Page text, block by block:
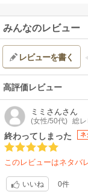
みんなのレビュー
レビューを書く
高評価レビュー
ミミさんさん
(女性/50代) 総
終わってしまった ネ
このレビューはネタバ
いいね 0件